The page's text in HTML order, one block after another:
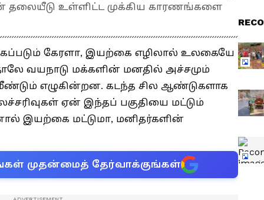
தலையீடு உள்ளிட்ட முக்கிய காரணங்களை
கேரளா, இயற்கை எழிலால் உலகையே
வயநாடு மக்களின் மனதில் அச்சமும்
எழுகின்றன. கடந்த சில ஆண்டுகளாக
ஏன் இந்தப் பகுதியை மட்டும்
இயற்கை மட்டுமா, மனிதர்களின்
முதன்மைத் தேர்வாக்குங்கள்